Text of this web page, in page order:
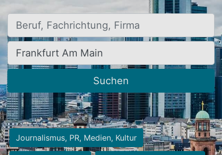
Beruf, Fachrichtung, Firma
Ort, Stadt
Suchen
Journalismus, PR, Medien, Kultur